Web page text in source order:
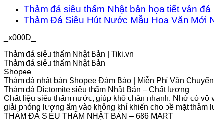
Thảm đá siêu thấm Nhật bản họa tiết vân đá
Thảm Đá Siêu Hút Nước Mẫu Hoa Văn Mới
_x000D_
Thảm đá siêu thấm Nhật Bản | Tiki.vn
Thảm đá siêu thấm Nhật Bản
Shopee
Thảm đá nhật bản Shopee Đảm Bảo | Miễn Phí Vận
Thảm đá Diatomite siêu thấm Nhật Bản – Chất lượng
Chất liệu siêu thấm nước, giúp khô chân nhanh. Nhờ có vô
giải phóng lượng ẩm vào không khí khiến cho bề mặt thảm
THẢM ĐÁ SIÊU THẤM NHẬT BẢN – 686 MART